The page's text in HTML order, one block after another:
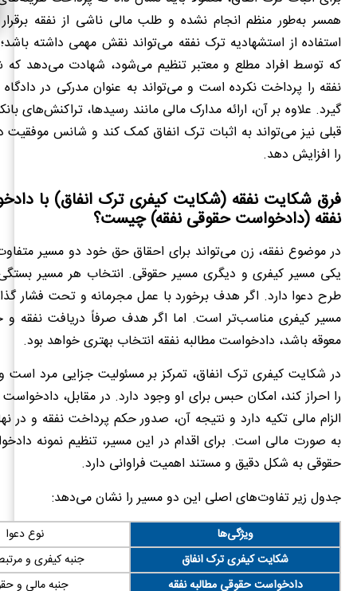
همسر به‌طور منظم انجام نشده و طلب مالی ناشی از نفقه
استفاده از استشهادیه ترک نفقه می‌تواند نقش مهمی داشته
که توسط افراد مطلع و معتبر تنظیم می‌شود، شهادت می‌دهد
نفقه را پرداخت نکرده است و می‌تواند به عنوان مدرکی در دادگاه
گیرد. علاوه بر آن، ارائه مدارک مالی مانند رسیدها، تراکنش‌های
قبلی نیز می‌تواند به اثبات ترک انفاق کمک کند و شانس موفقیت
را افزایش دهد.
فرق شکایت نفقه (شکایت کیفری ترک انفاق) با
نفقه (دادخواست حقوقی نفقه) چیست؟
در موضوع نفقه، زن می‌تواند برای احقاق حق خود دو مسیر
یکی مسیر کیفری و دیگری مسیر حقوقی. انتخاب هر مسیر
طرح دعوا دارد. اگر هدف برخورد با عمل مجرمانه و تحت فشار
مسیر کیفری مناسب‌تر است. اما اگر هدف صرفاً دریافت نفقه و
معوقه باشد، دادخواست مطالبه نفقه انتخاب بهتری خواهد بود.
در شکایت کیفری ترک انفاق، تمرکز بر مسئولیت جزایی مرد است
را احراز کند، امکان حبس برای او وجود دارد. در مقابل،
الزام مالی تکیه دارد و نتیجه آن، صدور حکم پرداخت نفقه و در
به صورت مالی است. برای اقدام در این مسیر، تنظیم نمونه
حقوقی به شکل دقیق و مستند اهمیت فراوانی دارد.
جدول زیر تفاوت‌های اصلی این دو مسیر را نشان می‌دهد:
ویژگی‌ها
نوع دعوا
شکایت کیفری ترک انفاق
جنبه کیفری و
دادخواست حقوقی مطالبه نفقه
جنبه مالی و